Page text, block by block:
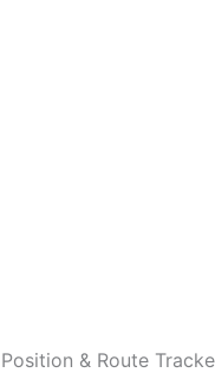
& Route